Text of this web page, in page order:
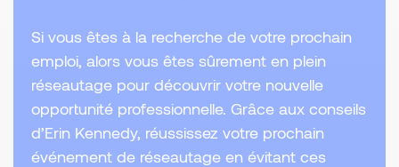
​Si vous êtes à la recherche de votre prochain
emploi, alors vous êtes sûrement en plein
réseautage pour découvrir votre nouvelle
opportunité professionnelle. Grâce aux conseils
d’Erin Kennedy, réussissez votre prochain
événement de réseautage en évitant ces